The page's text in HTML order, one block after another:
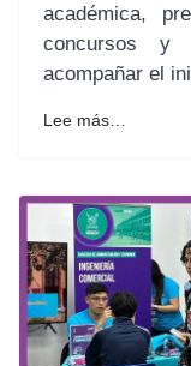
académica,
concursos y
acompañar el
Lee más…